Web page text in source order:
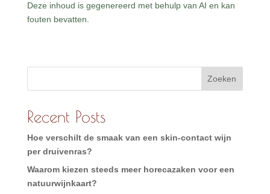
Deze inhoud is gegenereerd met behulp van AI en kan
fouten bevatten.
Zoeken
Recent Posts
Hoe verschilt de smaak van een skin-contact wijn
per druivenras?
Waarom kiezen steeds meer horecazaken voor een
natuurwijnkaart?